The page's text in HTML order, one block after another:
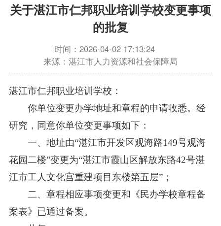
关于湛江市仁邦职业培训学校变更事项
的批复
时间：2026-04-02 17:13:24
来源：湛江市人力资源和社会保障局
湛江市仁邦职业培训学校：
你单位变更办学地址和章程的申请收悉。经
研究，同意你单位变更事项如下：
一、地址由“湛江市开发区观海路149号观海
花园二楼”变更为“湛江市霞山区解放东路42号湛
江市工人文化宫重建项目东楼第五层”；
二、章程相应事项变更和《民办学校章程备
案表》已通过备案。